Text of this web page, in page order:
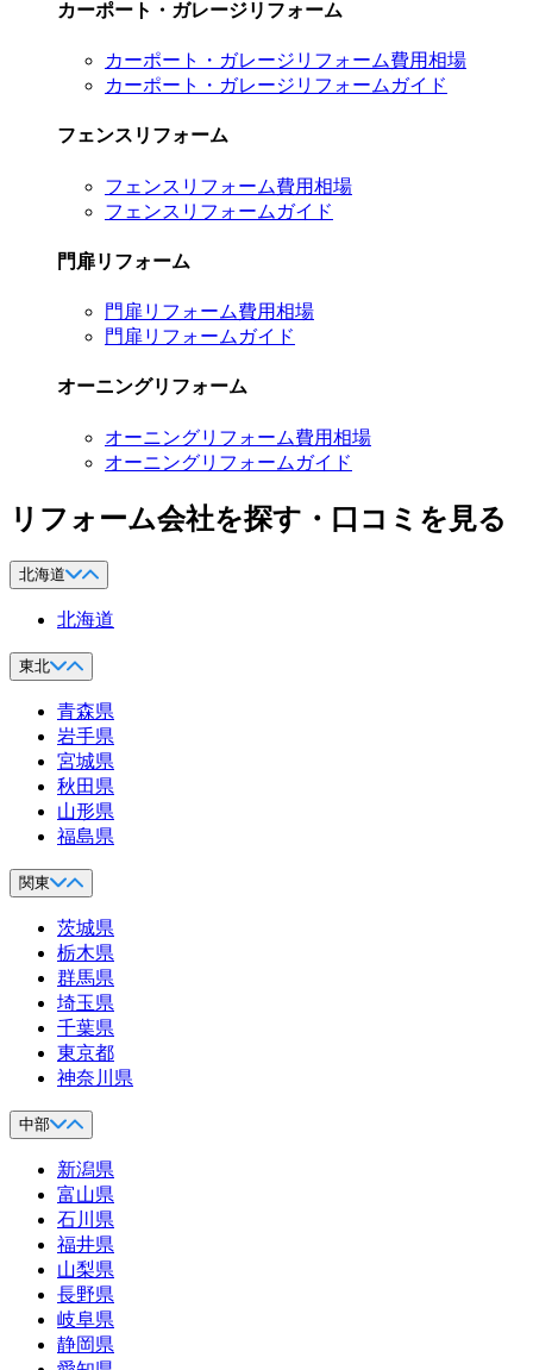
カーポート・ガレージリフォーム
カーポート・ガレージリフォーム費用相場
カーポート・ガレージリフォームガイド
フェンスリフォーム
フェンスリフォーム費用相場
フェンスリフォームガイド
門扉リフォーム
門扉リフォーム費用相場
門扉リフォームガイド
オーニングリフォーム
オーニングリフォーム費用相場
オーニングリフォームガイド
リフォーム会社を探す・口コミを見る
北海道
北海道
東北
青森県
岩手県
宮城県
秋田県
山形県
福島県
関東
茨城県
栃木県
群馬県
埼玉県
千葉県
東京都
神奈川県
中部
新潟県
富山県
石川県
福井県
山梨県
長野県
岐阜県
静岡県